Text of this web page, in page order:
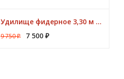
Удилище фидерное 3,30 м CK Method Feeder 60 гр / 3 - 10 lbs Browning
9 750₽ 7 500 ₽